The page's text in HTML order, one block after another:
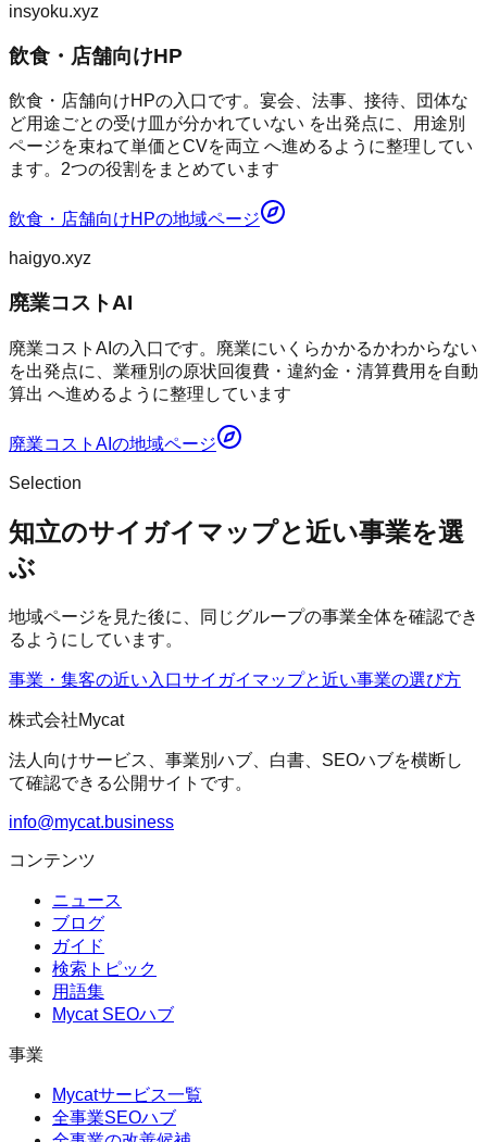
insyoku.xyz
飲食・店舗向けHP
飲食・店舗向けHPの入口です。宴会、法事、接待、団体な
ど用途ごとの受け皿が分かれていない を出発点に、用途別
ページを束ねて単価とCVを両立 へ進めるように整理してい
ます。2つの役割をまとめています
飲食・店舗向けHPの地域ページ
haigyo.xyz
廃業コストAI
廃業コストAIの入口です。廃業にいくらかかるかわからない
を出発点に、業種別の原状回復費・違約金・清算費用を自動
算出 へ進めるように整理しています
廃業コストAI の地域ページ
Selection
知立のサイガイマップと近い事業を選
ぶ
地域ページを見た後に、同じグループの事業全体を確認でき
るようにしています。
事業・集客の近い入口サイガイマップと近い事業の選び方
株式会社Mycat
法人向けサービス、事業別ハブ、白書、SEOハブを横断し
て確認できる公開サイトです。
info@mycat.business
コンテンツ
ニュース
ブログ
ガイド
検索トピック
用語集
Mycat SEOハブ
事業
Mycatサービス一覧
全事業SEOハブ